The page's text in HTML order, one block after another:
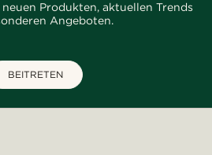
Produkten, aktuellen Trends
Angeboten.
BEITRETEN